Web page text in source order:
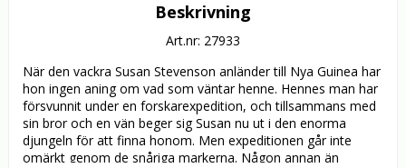
Beskrivning
Art.nr: 27933
När den vackra Susan Stevenson anländer till Nya Guinea har
hon ingen aning om vad som väntar henne. Hennes man har
försvunnit under en forskarexpedition, och tillsammans med
sin bror och en vän beger sig Susan nu ut i den enorma
djungeln för att finna honom. Men expeditionen går inte
omärkt genom de snåriga markerna. Någon annan än